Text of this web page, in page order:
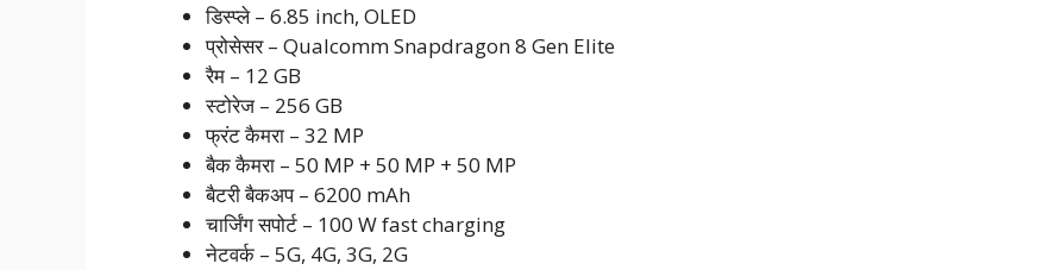
डिस्प्ले – 6.85 inch, OLED
प्रोसेसर – Qualcomm Snapdragon 8 Gen Elite
रैम – 12 GB
स्टोरेज – 256 GB
फ्रंट कैमरा – 32 MP
बैक कैमरा – 50 MP + 50 MP + 50 MP
बैटरी बैकअप – 6200 mAh
चार्जिंग सपोर्ट – 100 W fast charging
नेटवर्क – 5G, 4G, 3G, 2G